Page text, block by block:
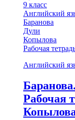
9 класс
Английский
Баранова
Дули
Копылова
Рабочая
Английский
Рабочая